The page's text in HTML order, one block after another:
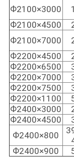
Ф2100×3000
Ф2100×4500
Ф2100×7000
Ф2200×4500
Ф2200×6500
Ф2200×7000
Ф2200×7500
Ф2200×1100
Ф2400×3000
Ф2400×4500
Ф2400×800
Ф2400×900